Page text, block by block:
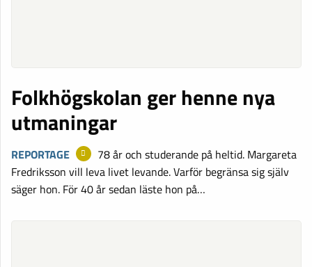
Folkhögskolan ger henne nya
utmaningar
REPORTAGE
78 år och studerande på heltid. Margareta
Fredriksson vill leva livet levande. Varför begränsa sig själv
säger hon. För 40 år sedan läste hon på…